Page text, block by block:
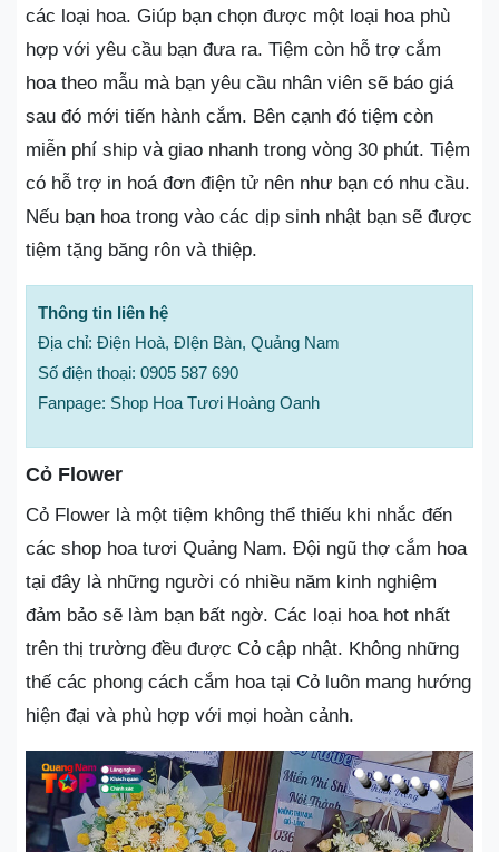
các loại hoa. Giúp bạn chọn được một loại hoa phù
hợp với yêu cầu bạn đưa ra. Tiệm còn hỗ trợ cắm
hoa theo mẫu mà bạn yêu cầu nhân viên sẽ báo giá
sau đó mới tiến hành cắm. Bên cạnh đó tiệm còn
miễn phí ship và giao nhanh trong vòng 30 phút. Tiệm
có hỗ trợ in hoá đơn điện tử nên như bạn có nhu cầu.
Nếu bạn hoa trong vào các dịp sinh nhật bạn sẽ được
tiệm tặng băng rôn và thiệp.
Thông tin liên hệ
Địa chỉ: Điện Hoà, ĐIện Bàn, Quảng Nam
Số điện thoại: 0905 587 690
Fanpage: Shop Hoa Tươi Hoàng Oanh
Cỏ Flower
Cỏ Flower là một tiệm không thể thiếu khi nhắc đến
các shop hoa tươi Quảng Nam. Đội ngũ thợ cắm hoa
tại đây là những người có nhiều năm kinh nghiệm
đảm bảo sẽ làm bạn bất ngờ. Các loại hoa hot nhất
trên thị trường đều được Cỏ cập nhật. Không những
thế các phong cách cắm hoa tại Cỏ luôn mang hướng
hiện đại và phù hợp với mọi hoàn cảnh.